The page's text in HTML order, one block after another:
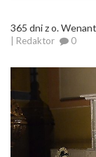
365 dni z o.
| Redaktor 0